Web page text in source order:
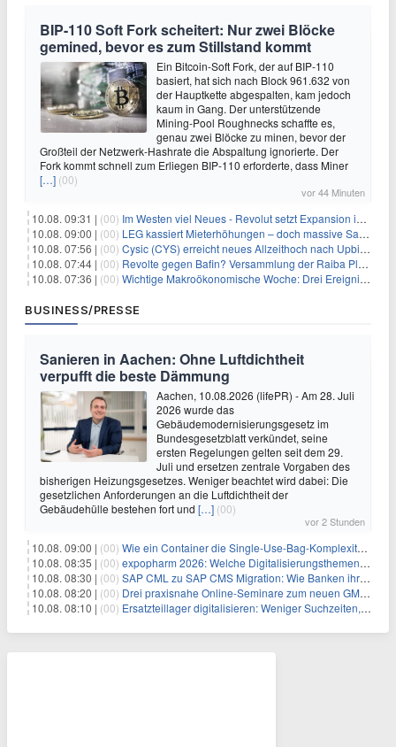
BIP-110 Soft Fork scheitert: Nur zwei Blöcke
gemined, bevor es zum Stillstand kommt
Ein Bitcoin-Soft Fork, der auf BIP-110
basiert, hat sich nach Block 961.632 von
der Hauptkette abgespalten, kam jedoch
kaum in Gang. Der unterstützende
Mining-Pool Roughnecks schaffte es,
genau zwei Blöcke zu minen, bevor der
Großteil der Netzwerk-Hashrate die Abspaltung ignorierte. Der
Fork kommt schnell zum Erliegen BIP-110 erforderte, dass Miner
[…] (00)
vor 44 Minuten
10.08. 09:31 | (00) Im Westen viel Neues - Revolut setzt Expansion in Europa fort
10.08. 09:00 | (00) LEG kassiert Mieterhöhungen – doch massive Sanierungskosten fressen Gewinne auf
10.08. 07:56 | (00) Cysic (CYS) erreicht neues Allzeithoch nach Upbit-Listing
10.08. 07:44 | (00) Revolte gegen Bafin? Versammlung der Raiba Plankstetten mit brisanter Agenda
10.08. 07:36 | (00) Wichtige Makroökonomische Woche: Drei Ereignisse, die Bitcoin beeinflussen könnten
BUSINESS/PRESSE
Sanieren in Aachen: Ohne Luftdichtheit
verpufft die beste Dämmung
Aachen, 10.08.2026 (lifePR) - Am 28. Juli
2026 wurde das
Gebäudemodernisierungsgesetz im
Bundesgesetzblatt verkündet, seine
ersten Regelungen gelten seit dem 29.
Juli und ersetzen zentrale Vorgaben des
bisherigen Heizungsgesetzes. Weniger beachtet wird dabei: Die
gesetzlichen Anforderungen an die Luftdichtheit der
Gebäudehülle bestehen fort und […] (00)
vor 2 Stunden
10.08. 09:00 | (00) Wie ein Container die Single-Use-Bag-Komplexität reduziert
10.08. 08:35 | (00) expopharm 2026: Welche Digitalisierungsthemen Apotheken betreffen
10.08. 08:30 | (00) SAP CML zu SAP CMS Migration: Wie Banken ihr Sicherheitenmanagement für SAP S/4HANA modernisieren und regulatorische Anforderungen erfüllen
10.08. 08:20 | (00) Drei praxisnahe Online-Seminare zum neuen GModG Ende August und Anfang September 2026
10.08. 08:10 | (00) Ersatzteillager digitalisieren: Weniger Suchzeiten, mehr Produktivität